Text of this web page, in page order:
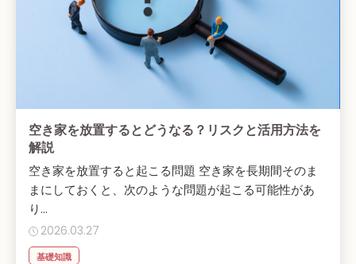
空き家を放置するとどうなる？リスクと活用方法を
解説
空き家を放置すると起こる問題 空き家を長期間そのま
まにしておくと、次のような問題が起こる可能性があ
り...
2026.03.27
基礎知識